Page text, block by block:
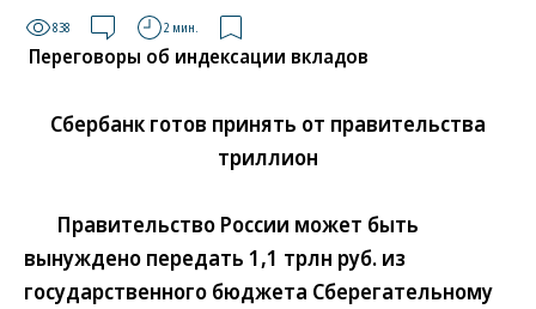
838 2 мин.
Переговоры об индексации вкладов
Сбербанк готов принять от правительства
триллион
Правительство России может быть
вынуждено передать 1,1 трлн руб. из
государственного бюджета Сберегательному